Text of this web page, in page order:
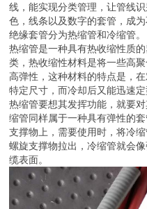
线，能实现分类管理，让管线
色，线条以及数字的套管，成为
绝缘套管分为热缩管和冷缩管。
热缩管是一种具有热收缩性质
类，热收缩性材料是将一些高
高弹性，这种材料的特点是，
特定尺寸，而冷却后又能迅速定
热缩管要想其发挥功能，就要
缩管同样属于一种具有弹性的
支撑物上，需要使用时，将冷
螺旋支撑物拉出，冷缩管就会
缆表面。